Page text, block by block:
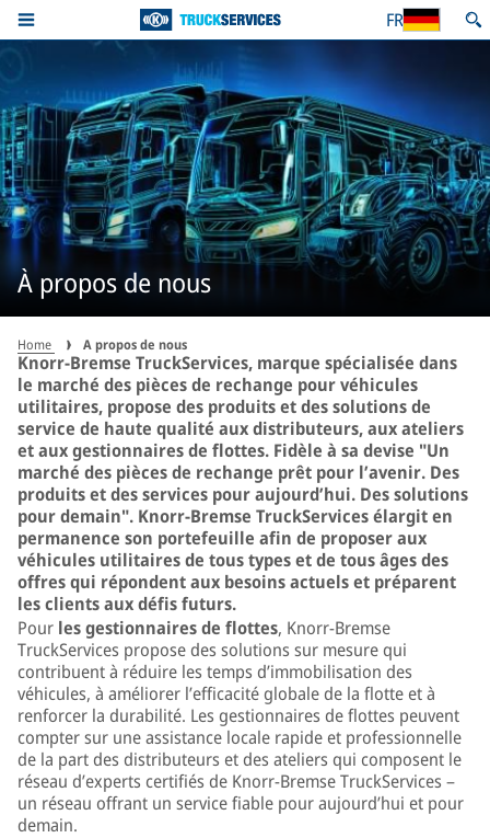
FR
À propos de nous
Home A propos de nous
Knorr-Bremse TruckServices, marque spécialisée dans
le marché des pièces de rechange pour véhicules
utilitaires, propose des produits et des solutions de
service de haute qualité aux distributeurs, aux ateliers
et aux gestionnaires de flottes. Fidèle à sa devise "Un
marché des pièces de rechange prêt pour l’avenir. Des
produits et des services pour aujourd’hui. Des solutions
pour demain". Knorr-Bremse TruckServices élargit en
permanence son portefeuille afin de proposer aux
véhicules utilitaires de tous types et de tous âges des
offres qui répondent aux besoins actuels et préparent
les clients aux défis futurs.
Pour les gestionnaires de flottes, Knorr-Bremse
TruckServices propose des solutions sur mesure qui
contribuent à réduire les temps d’immobilisation des
véhicules, à améliorer l’efficacité globale de la flotte et à
renforcer la durabilité. Les gestionnaires de flottes peuvent
compter sur une assistance locale rapide et professionnelle
de la part des distributeurs et des ateliers qui composent le
réseau d’experts certifiés de Knorr-Bremse TruckServices –
un réseau offrant un service fiable pour aujourd’hui et pour
demain.